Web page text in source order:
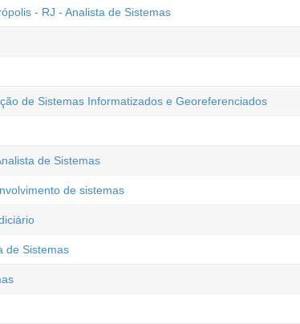
- RJ - Analista de Sistemas
de Sistemas Informatizados e Georeferenciados
de Sistemas
de sistemas
de Sistemas